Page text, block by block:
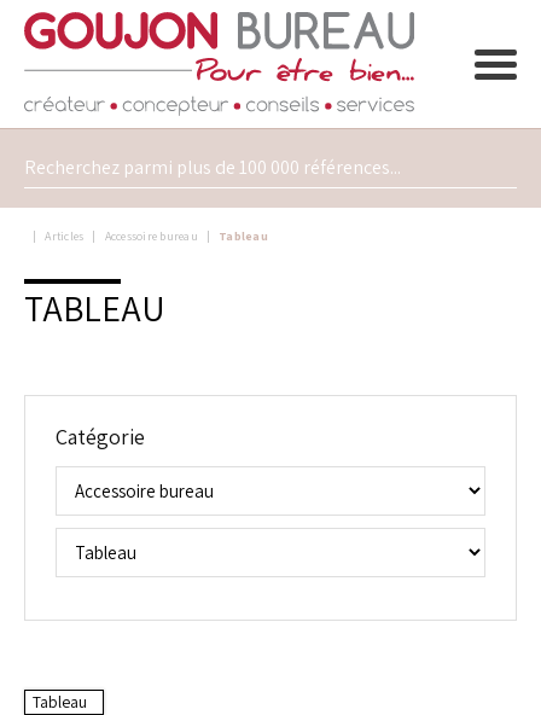
Articles Accessoire bureau Tableau
TABLEAU
Catégorie
Tableau